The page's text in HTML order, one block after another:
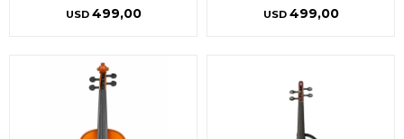
USD 499,00 USD 499,00